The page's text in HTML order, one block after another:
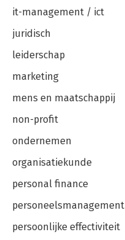
it-management / ict
juridisch
leiderschap
marketing
mens en maatschappij
non-profit
ondernemen
organisatiekunde
personal finance
personeelsmanagement
persoonlijke effectiviteit